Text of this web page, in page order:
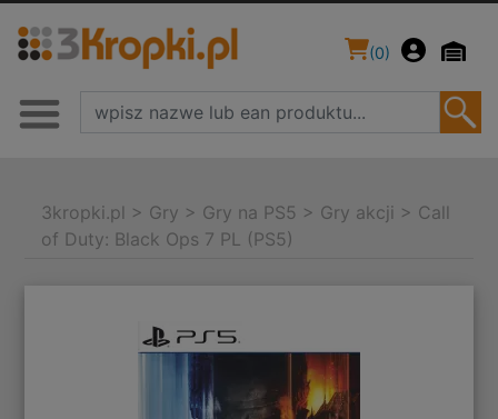
(0)
3kropki.pl > Gry > Gry na PS5 > Gry akcji > Call
of Duty: Black Ops 7 PL (PS5)